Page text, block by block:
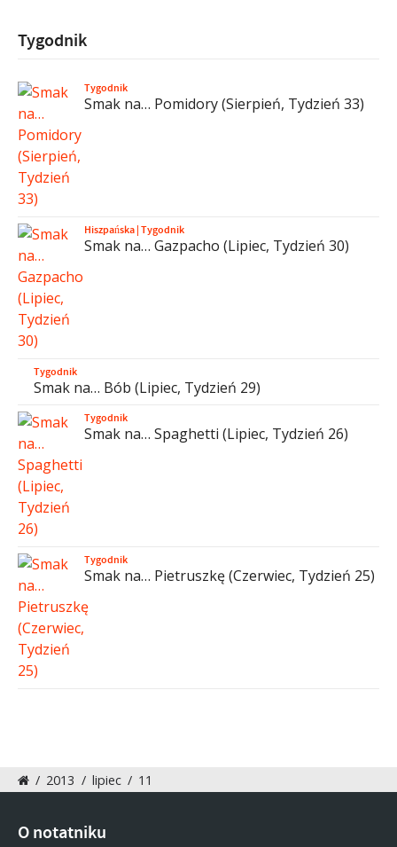
Tygodnik
Tygodnik
Smak na… Pomidory (Sierpień, Tydzień 33)
Hiszpańska|Tygodnik
Smak na… Gazpacho (Lipiec, Tydzień 30)
Tygodnik
Smak na… Bób (Lipiec, Tydzień 29)
Tygodnik
Smak na… Spaghetti (Lipiec, Tydzień 26)
Tygodnik
Smak na… Pietruszkę (Czerwiec, Tydzień 25)
/ 2013 / lipiec / 11
O notatniku